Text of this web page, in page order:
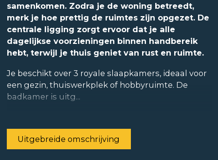
samenkomen. Zodra je de woning betreedt,
merk je hoe prettig de ruimtes zijn opgezet. De
centrale ligging zorgt ervoor dat je alle
dagelijkse voorzieningen binnen handbereik
hebt, terwijl je thuis geniet van rust en ruimte.
Je beschikt over 3 royale slaapkamers, ideaal voor
een gezin, thuiswerkplek of hobbyruimte. De
badkamer is uitg...
Uitgebreide omschrijving